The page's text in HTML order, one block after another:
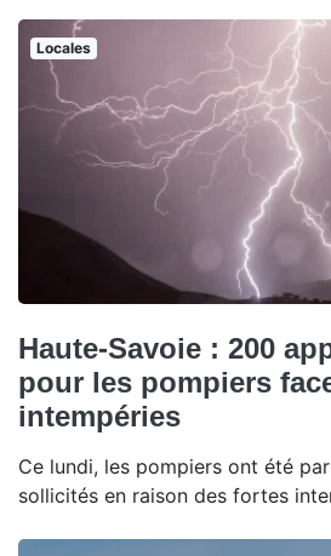
Locales
Haute-Savoie : 200
pour les pompiers
intempéries
Ce lundi, les pompiers ont été
sollicités en raison des fortes